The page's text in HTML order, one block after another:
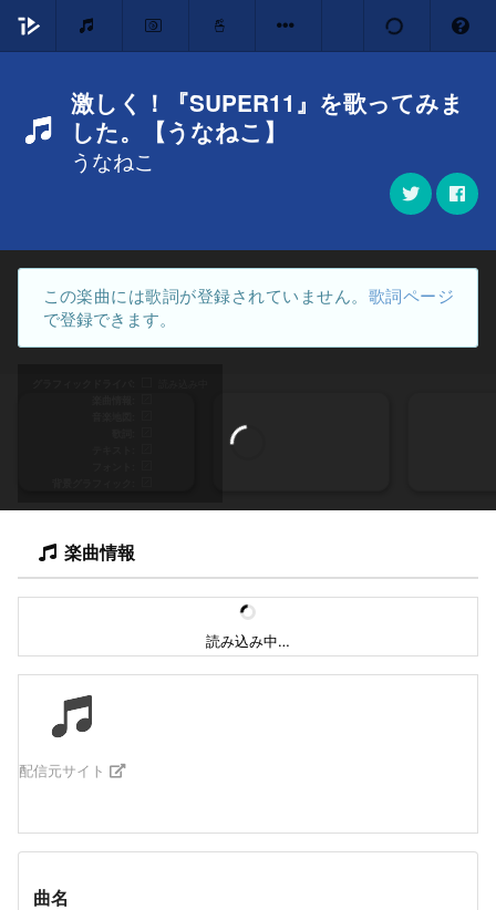
激しく！『SUPER11』を歌ってみま
した。【うなねこ】
うなねこ
この楽曲には歌詞が登録されていません。 歌詞ページ
で登録できます。
楽曲情報
読み込み中…
配信元サイト
曲名